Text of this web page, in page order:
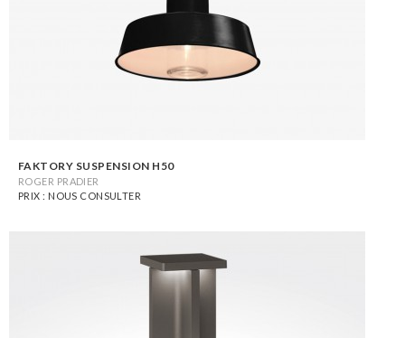
FAKTORY SUSPENSION H50
ROGER PRADIER
PRIX : NOUS CONSULTER